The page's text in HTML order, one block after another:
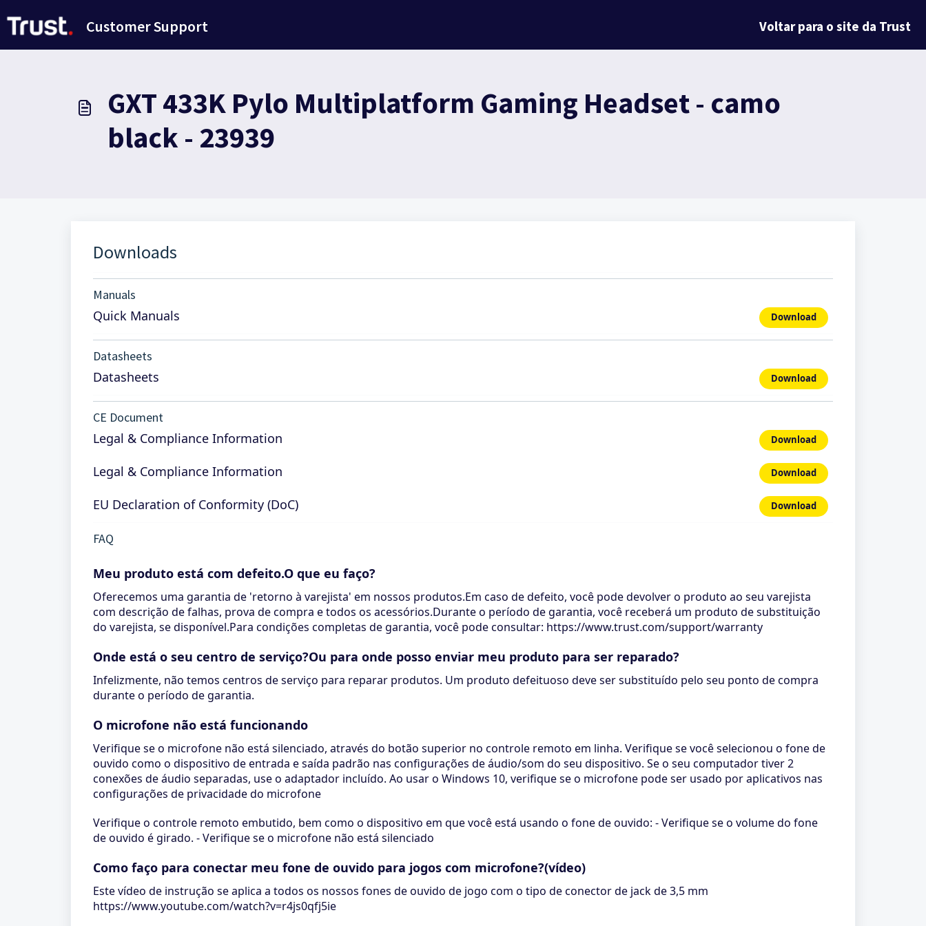
Customer Support Voltar para o site da Trust
GXT 433K Pylo Multiplatform Gaming Headset - camo
black - 23939
Downloads
Manuals
Quick Manuals Download
Datasheets
Datasheets Download
CE Document
Legal & Compliance Information Download
Legal & Compliance Information Download
EU Declaration of Conformity (DoC) Download
FAQ
Meu produto está com defeito.O que eu faço?
Oferecemos uma garantia de 'retorno à varejista' em nossos produtos.Em caso de defeito, você pode devolver o produto ao seu varejista
com descrição de falhas, prova de compra e todos os acessórios.Durante o período de garantia, você receberá um produto de substituição
do varejista, se disponível.Para condições completas de garantia, você pode consultar: https://www.trust.com/support/warranty
Onde está o seu centro de serviço?Ou para onde posso enviar meu produto para ser reparado?
Infelizmente, não temos centros de serviço para reparar produtos. Um produto defeituoso deve ser substituído pelo seu ponto de compra
durante o período de garantia.
O microfone não está funcionando
Verifique se o microfone não está silenciado, através do botão superior no controle remoto em linha. Verifique se você selecionou o fone de
ouvido como o dispositivo de entrada e saída padrão nas configurações de áudio/som do seu dispositivo. Se o seu computador tiver 2
conexões de áudio separadas, use o adaptador incluído. Ao usar o Windows 10, verifique se o microfone pode ser usado por aplicativos nas
configurações de privacidade do microfone
Verifique o controle remoto embutido, bem como o dispositivo em que você está usando o fone de ouvido: - Verifique se o volume do fone
de ouvido é girado. - Verifique se o microfone não está silenciado
Como faço para conectar meu fone de ouvido para jogos com microfone?(vídeo)
Este vídeo de instrução se aplica a todos os nossos fones de ouvido de jogo com o tipo de conector de jack de 3,5 mm
https://www.youtube.com/watch?v=r4js0qfj5ie